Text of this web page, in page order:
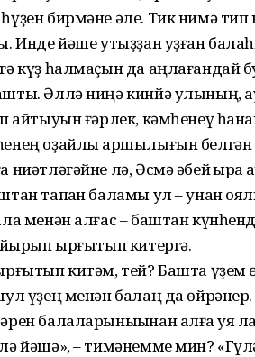
бирмәне әле. Тик нимә
Инде йәше утыҙҙан уҙған
күҙ һалмаҫын да аңлағандай
Әллә ниңә кинйә улының,
ҡайтыуын ғәрлек, кәмһенеү
оҙайлы ҡаршылығын
ниәтләгәйне лә, Әсмә әбей ҡырҡа
тапҡан баламы ул – унан
менән алғас – баштан
ырғытып китергә.
китәм, тей? Башта үҙем
үҙең менән балаң да
балаларыныҡынан алға ҡуя
йәшә», – тимәнемме мин?